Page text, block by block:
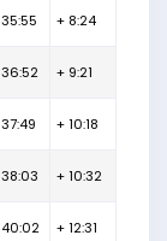
35:55 + 8:24
36:52 + 9:21
37:49 + 10:18
38:03 + 10:32
40:02 + 12:31